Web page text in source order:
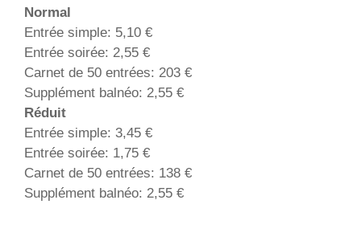
Normal
Entrée simple: 5,10 €
Entrée soirée: 2,55 €
Carnet de 50 entrées: 203 €
Supplément balnéo: 2,55 €
Réduit
Entrée simple: 3,45 €
Entrée soirée: 1,75 €
Carnet de 50 entrées: 138 €
Supplément balnéo: 2,55 €